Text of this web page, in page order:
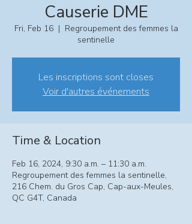
Causerie DME
Fri, Feb 16
  |
Regroupement des femmes la
sentinelle
Les inscriptions sont closes
Voir d'autres événements
Time & Location
Feb 16, 2024, 9:30 a.m. – 11:30 a.m.
Regroupement des femmes la sentinelle,
216 Chem. du Gros Cap, Cap-aux-Meules,
QC G4T, Canada